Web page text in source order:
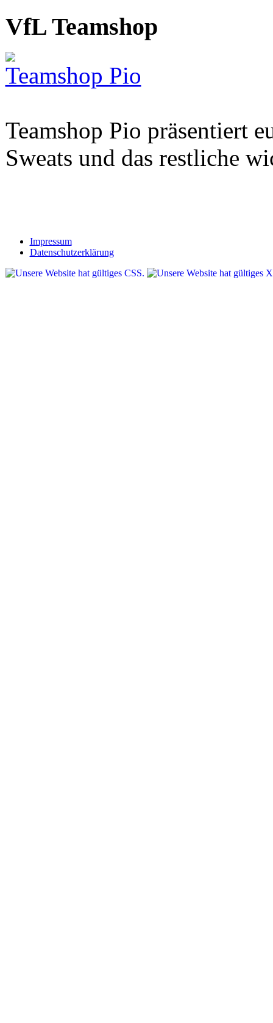
VfL Teamshop
Teamshop Pio
Teamshop Pio präsentiert
Sweats und das restliche
Impressum
Datenschutzerklärung